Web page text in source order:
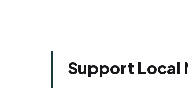
Support Local